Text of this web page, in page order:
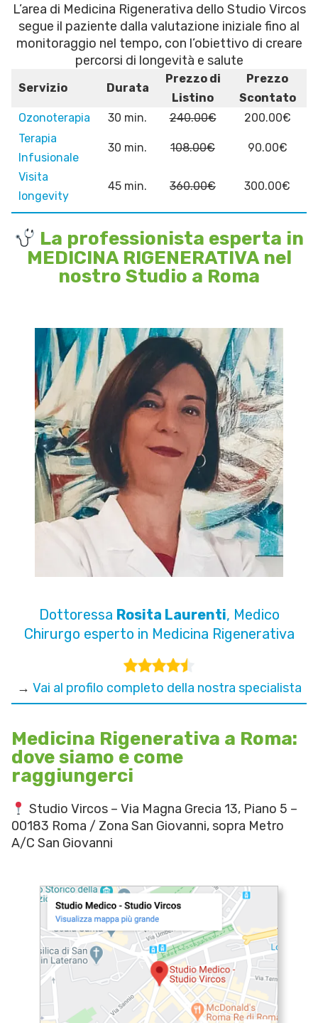
L’area di Medicina Rigenerativa dello Studio Vircos
segue il paziente dalla valutazione iniziale fino al
monitoraggio nel tempo, con l’obiettivo di creare
percorsi di longevità e salute
Servizio Durata
Prezzo di
Listino
Prezzo
Scontato
Ozonoterapia
30 min. 240.00€
200.00€
Terapia
Infusionale
30 min. 108.00€ 90.00€
Visita
longevity
45 min. 360.00€ 300.00€
La professionista esperta in
MEDICINA RIGENERATIVA nel
nostro Studio a Roma
Dottoressa Rosita Laurenti, Medico
Chirurgo esperto in Medicina Rigenerativa
→ Vai al profilo completo della nostra specialista
Medicina Rigenerativa a Roma:
dove siamo e come
raggiungerci
Studio Vircos – Via Magna Grecia 13, Piano 5 –
00183 Roma / Zona San Giovanni, sopra Metro
A/C San Giovanni